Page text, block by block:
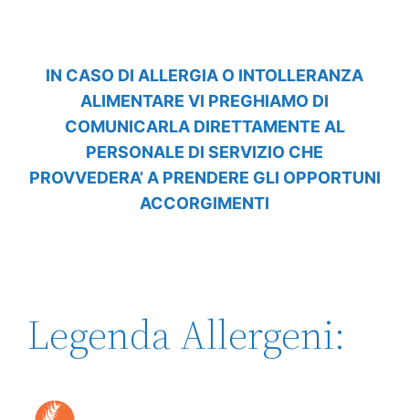
IN CASO DI ALLERGIA O INTOLLERANZA
ALIMENTARE VI PREGHIAMO DI
COMUNICARLA DIRETTAMENTE AL
PERSONALE DI SERVIZIO CHE
PROVVEDERA’ A PRENDERE GLI OPPORTUNI
ACCORGIMENTI
Legenda Allergeni: